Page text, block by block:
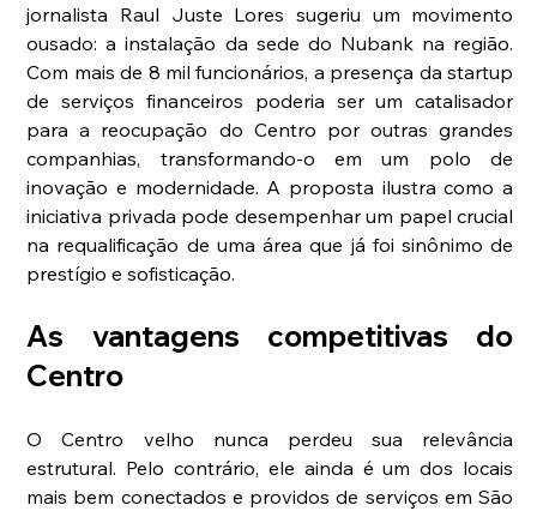
jornalista Raul Juste Lores sugeriu um movimento
ousado: a instalação da sede do Nubank na região.
Com mais de 8 mil funcionários, a presença da startup
de serviços financeiros poderia ser um catalisador
para a reocupação do Centro por outras grandes
companhias, transformando-o em um polo de
inovação e modernidade. A proposta ilustra como a
iniciativa privada pode desempenhar um papel crucial
na requalificação de uma área que já foi sinônimo de
prestígio e sofisticação.
As vantagens competitivas do
Centro
O Centro velho nunca perdeu sua relevância
estrutural. Pelo contrário, ele ainda é um dos locais
mais bem conectados e providos de serviços em São